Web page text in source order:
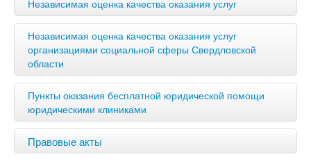
Независимая оценка качества оказания услуг
Независимая оценка качества оказания услуг
организациями социальной сферы Свердловской
области
Пункты оказания бесплатной юридической помощи
юридическими клиниками
Правовые акты